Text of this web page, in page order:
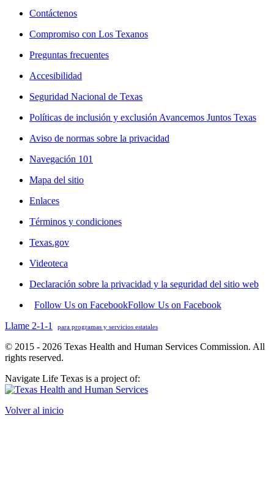
Contáctenos
Compromiso con Los Texanos
Preguntas frecuentes
Accesibilidad
Seguridad Nacional de Texas
Políticas de inclusión y exclusión Avancemos Juntos Texas
Aviso de normas sobre la privacidad
Navegación 101
Mapa del sitio
Enlaces
Términos y condiciones
Texas.gov
Videoteca
Declaración sobre la privacidad y la seguridad del sitio web
Follow Us on FacebookFollow Us on Facebook
Llame 2-1-1
para programas y servicios estatales
© 2015 - 2026 Texas Health and Human Services Commission. All
rights reserved.
Navigate Life Texas is a project of:
Volver al inicio